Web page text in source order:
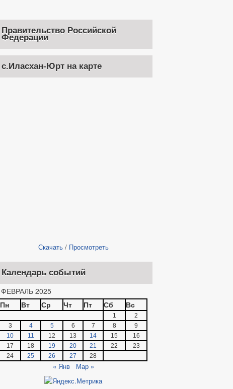
Правительство Российской
Федерации
с.Иласхан-Юрт на карте
Скачать/ Просмотреть
Календарь событий
ФЕВРАЛЬ 2025
Пн
Вт Ср Чт Пт Сб Вс
1
2
3
4 5 6 7 8
9
10
11 12 13 14 15
16
17
18 19 20 21 22
23
24
25 26 27 28
« Янв Мар »